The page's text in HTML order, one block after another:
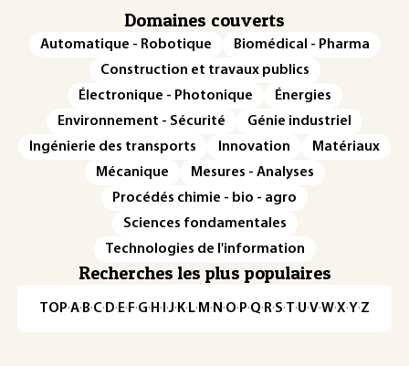
Domaines couverts
Automatique - Robotique
Biomédical - Pharma
Construction et travaux publics
Électronique - Photonique
Énergies
Environnement - Sécurité
Génie industriel
Ingénierie des transports
Innovation
Matériaux
Mécanique
Mesures - Analyses
Procédés chimie - bio - agro
Sciences fondamentales
Technologies de l'information
Recherches les plus populaires
TOP·A·B·C· D· E· F·G· H · ·J· K· L· M · N ·O· P·Q· R·S·T·U·V·W·X·Y·Z